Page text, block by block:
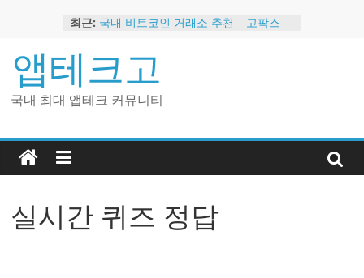
content
최근: 국내 비트코인 거래소 추천 – 고팍스
트
2024 강력히 추천하는 은행 멤버십 현
금 앱테크
해외 코인 거래소 추천 순위 BEST 2
앱테크고
국내 최대 앱테크 커뮤니티
실시간 퀴즈 정답